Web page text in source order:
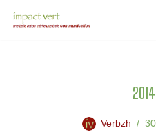
Verbzh